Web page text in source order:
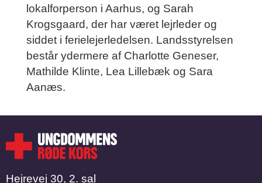
lokalforperson i Aarhus, og Sarah
Krogsgaard, der har været lejrleder og
siddet i ferielejerledelsen. Landsstyrelsen
består ydermere af Charlotte Geneser,
Mathilde Klinte, Lea Lillebæk og Sara
Aanæs.
Hejrevej 30, 2. sal